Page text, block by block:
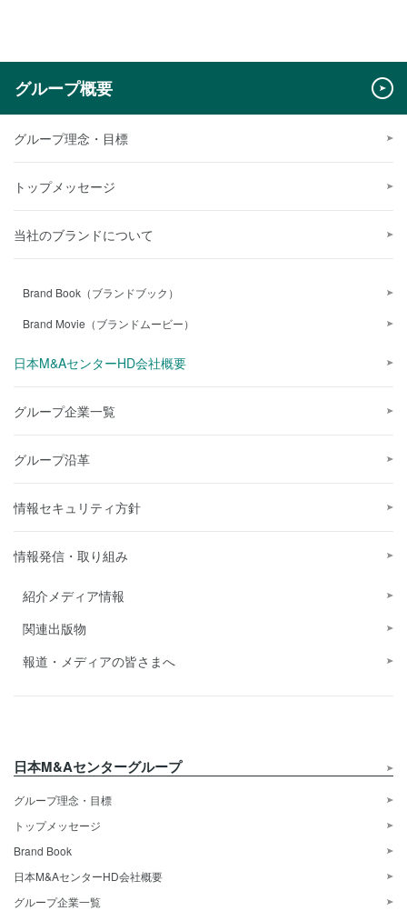
グループ概要
グループ理念・目標
トップメッセージ
当社のブランドについて
Brand Book（ブランドブック）
Brand Movie（ブランドムービー）
日本M&AセンターHD会社概要
グループ企業一覧
グループ沿革
情報セキュリティ方針
情報発信・取り組み
紹介メディア情報
関連出版物
報道・メディアの皆さまへ
日本M&Aセンターグループ
グループ理念・目標
トップメッセージ
Brand Book
日本M&AセンターHD会社概要
グループ企業一覧